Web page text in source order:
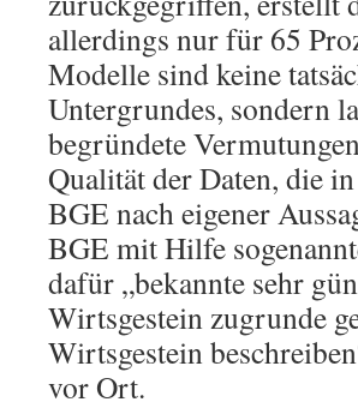
allerdings nur für 65
Modelle sind keine
Untergrundes, sondern
begründete
Qualität der Daten, die
BGE nach eigener
BGE mit Hilfe
dafür „bekannte sehr
Wirtsgestein zugrunde
Wirtsgestein
vor Ort.